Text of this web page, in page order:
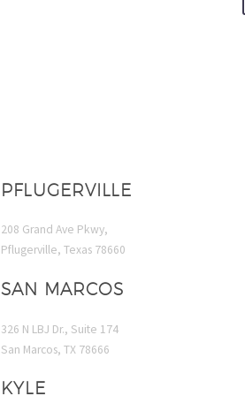
PFLUGERVILLE
208 Grand Ave Pkwy,
Pflugerville, Texas 78660
SAN MARCOS
326 N LBJ Dr., Suite 174
San Marcos, TX 78666
KYLE